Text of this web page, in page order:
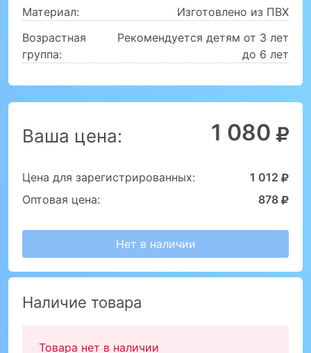
Материал:
Изготовлено из ПВХ
Возрастная
группа:
Рекомендуется детям от 3 лет
до 6 лет
Ваша цена: 1 080
Цена для зарегистрированных:
1 012
Оптовая цена:
878
Нет в наличии
Наличие товара
Товара нет в наличии